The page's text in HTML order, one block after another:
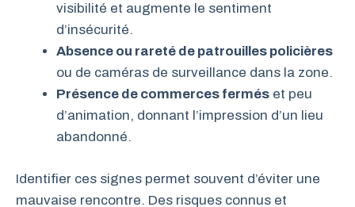
visibilité et augmente le sentiment
d’insécurité.
Absence ou rareté de patrouilles policières
ou de caméras de surveillance dans la zone.
Présence de commerces fermés et peu
d’animation, donnant l’impression d’un lieu
abandonné.
Identifier ces signes permet souvent d’éviter une
mauvaise rencontre. Des risques connus et